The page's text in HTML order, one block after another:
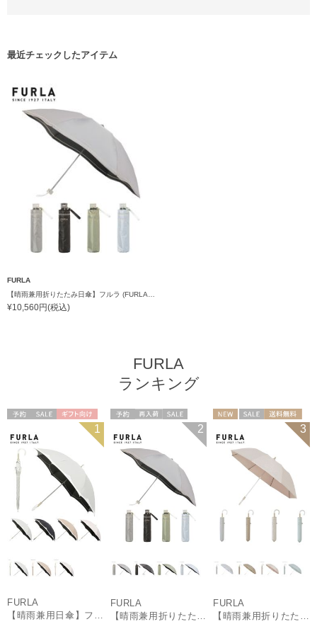
最近チェックしたアイテム
FURLA
¥10,560円(税込)
FURLA
ランキング
ギフト向け
WOMEN
1
FURLA
【晴雨兼用日傘】フルラ（FURLA）バイカラーカットワーク 遮光100 UV100 軽量
セール
送料無料
WOMEN
2
FURLA
【晴雨兼用折りたたみ日傘】フルラ (FURLA) ジッパー刺繍 遮光100 UV100 軽量
送料無料
ギフト向け
3
FURLA
【晴雨兼用折りたたみ日傘】フルラ (FURLA) パールリボンジャガード 遮光99.99 遮熱 UV99.99